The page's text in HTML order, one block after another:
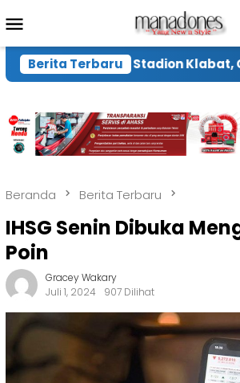
ke
Mobile
Berita Terbaru
Renovasi Stadion Klabat, Clay
Beranda Berita Terbaru
IHSG Senin Dibuka
Poin
Gracey Wakary
Juli 1, 2024
907 Dilihat